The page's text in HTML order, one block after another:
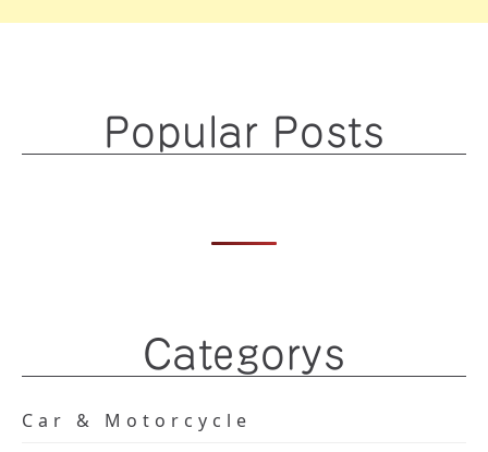
Popular Posts
Categorys
Car & Motorcycle